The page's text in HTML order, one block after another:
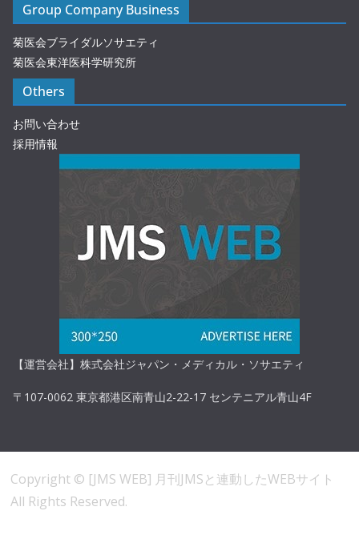
Group Company Business
菊医会ブライダルソサエティ
菊医会東洋医科学研究所
Others
お問い合わせ
採用情報
【運営会社】株式会社ジャパン・メディカル・ソサエティ
〒107-0062 東京都港区南青山2-22-17 センテニアル青山4F
Copyright © [JMS WEB] 月刊JMSと連動したWEBサイト
All Rights Reserved.